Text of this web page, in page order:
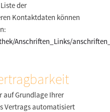
der
Kontaktdaten können
Anschriften_Links/
auf Grundlage Ihrer
Vertrags automatisiert